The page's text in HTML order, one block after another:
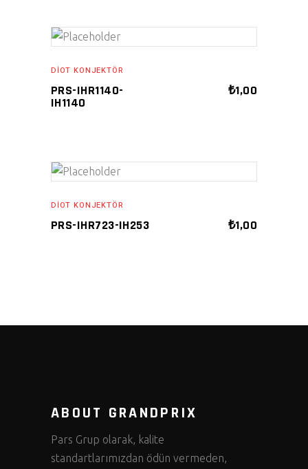
DIOT KONJEKTÖR
PRS-IHR1140-
IH1140
₺1,00
DIOT KONJEKTÖR
PRS-IHR723-IH253 ₺1,00
ABOUT GRANDPRIX
Pars Grup olarak, kalite
standartlarımızdan ödün vermeden,